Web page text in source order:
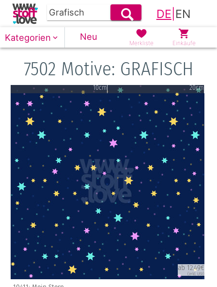
DE EN
Kategorien Neu
Merkliste Einkäufe
7502 Motive: GRAFISCH
10cm 20cm
ab 12.49€
(inkl. USt)